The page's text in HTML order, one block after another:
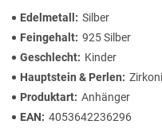
Edelmetall
Silber
Feingehalt 925 Silber
Geschlecht
Kinder
Hauptstein & Perlen
Produktart Anhänger
EAN
4053642236296